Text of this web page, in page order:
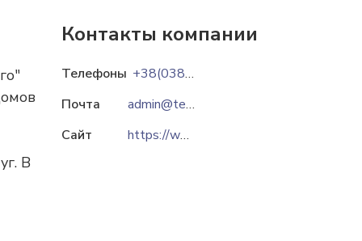
В
Контакты компании
Телефоны
+38(0382)70-06-35
Почта
admin@teplo.km.ua
Сайт
https://www.teplo.km.ua